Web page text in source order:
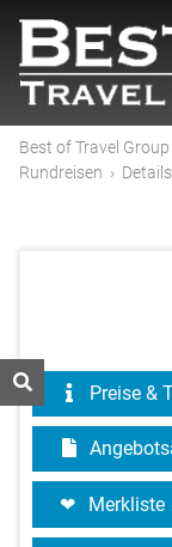
Best of Travel Group
Rundreisen › Details
Preise &
Merkliste